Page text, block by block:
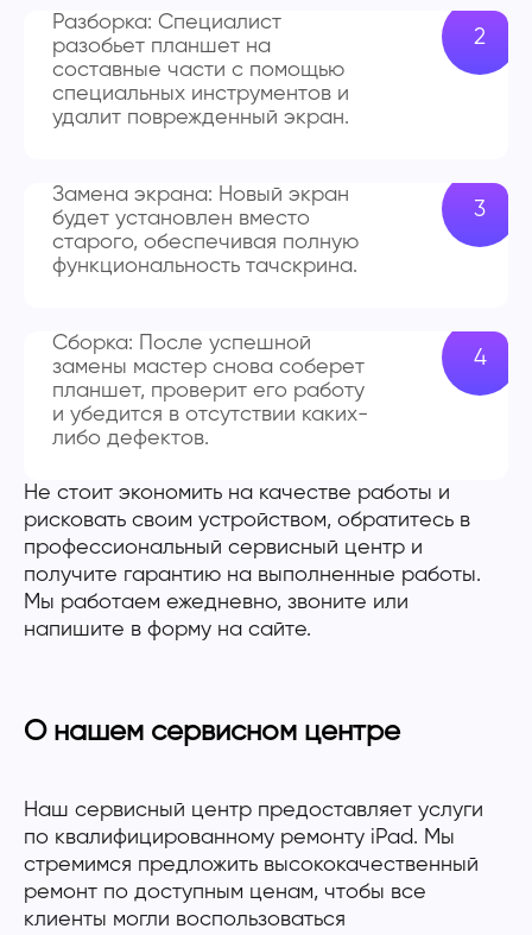
Разборка: Специалист
разобьет планшет на
составные части с помощью
специальных инструментов и
удалит поврежденный экран.
Замена экрана: Новый экран
будет установлен вместо
старого, обеспечивая полную
функциональность тачскрина.
Сборка: После успешной
замены мастер снова соберет
планшет, проверит его работу
и убедится в отсутствии каких-
либо дефектов.
Не стоит экономить на качестве работы и
рисковать своим устройством, обратитесь в
профессиональный сервисный центр и
получите гарантию на выполненные работы.
Мы работаем ежедневно, звоните или
напишите в форму на сайте.
О нашем сервисном центре
Наш сервисный центр предоставляет услуги
по квалифицированному ремонту iPad. Мы
стремимся предложить высококачественный
ремонт по доступным ценам, чтобы все
клиенты могли воспользоваться